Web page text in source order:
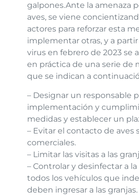
galpones.Ante la amenaza
aves, se viene
actores para reforzar esta
implementar otras, y a partir
virus en febrero de 2023 se
en práctica de una serie de
que se indican a
– Designar un responsable
implementación y
medidas y establecer un
– Evitar el contacto de aves
comerciales.
– Limitar las visitas a las
– Controlar y desinfectar a
todos los vehículos que
deben ingresar a las granjas.